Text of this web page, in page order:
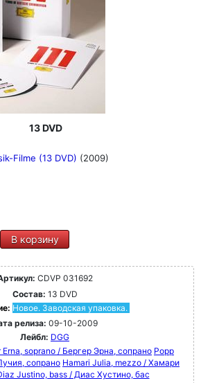
13 DVD
Filme (13 DVD) (2009)
В корзину
CDVP 031692
Состав: 13 DVD
Новое. Заводская упаковка.
релиза: 09-10-2009
Лейбл: DGG
Erna, soprano / Бергер Эрна, сопрано Popp
сопрано Hamari Julia, mezzo / Хамари
Justino, bass / Диас Хустино, бас